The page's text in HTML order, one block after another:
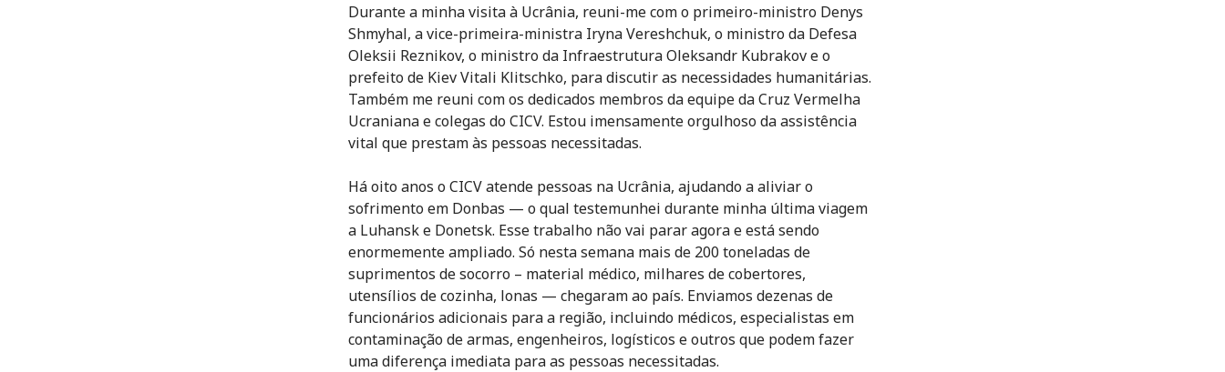
Durante a minha visita à Ucrânia, reuni-me com o primeiro-ministro Denys
Shmyhal, a vice-primeira-ministra Iryna Vereshchuk, o ministro da Defesa
Oleksii Reznikov, o ministro da Infraestrutura Oleksandr Kubrakov e o
prefeito de Kiev Vitali Klitschko, para discutir as necessidades humanitárias.
Também me reuni com os dedicados membros da equipe da Cruz Vermelha
Ucraniana e colegas do CICV. Estou imensamente orgulhoso da assistência
vital que prestam às pessoas necessitadas.
Há oito anos o CICV atende pessoas na Ucrânia, ajudando a aliviar o
sofrimento em Donbas — o qual testemunhei durante minha última viagem
a Luhansk e Donetsk. Esse trabalho não vai parar agora e está sendo
enormemente ampliado. Só nesta semana mais de 200 toneladas de
suprimentos de socorro – material médico, milhares de cobertores,
utensílios de cozinha, lonas — chegaram ao país. Enviamos dezenas de
funcionários adicionais para a região, incluindo médicos, especialistas em
contaminação de armas, engenheiros, logísticos e outros que podem fazer
uma diferença imediata para as pessoas necessitadas.